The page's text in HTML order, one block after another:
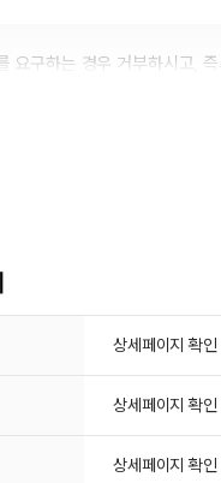
서프닉, 이 상품은
상세페이지 확인
상세페이지 확인
상세페이지 확인